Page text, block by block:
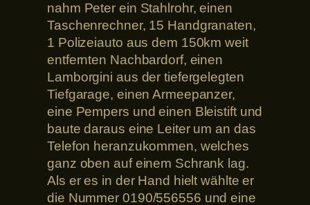
nahm Peter ein Stahlrohr, einen
Taschenrechner, 15 Handgranaten,
1 Polizeiauto aus dem 150km weit
entfernten Nachbardorf, einen
Lamborgini aus der tiefergelegten
Tiefgarage, einen Armeepanzer,
eine Pempers und einen Bleistift und
baute daraus eine Leiter um an das
Telefon heranzukommen, welches
ganz oben auf einem Schrank lag.
Als er es in der Hand hielt wählte er
die Nummer 0190/556556 und eine